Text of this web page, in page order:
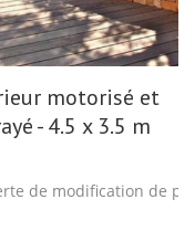
motorisé et
- 4.5 x 3.5 m
de modification de